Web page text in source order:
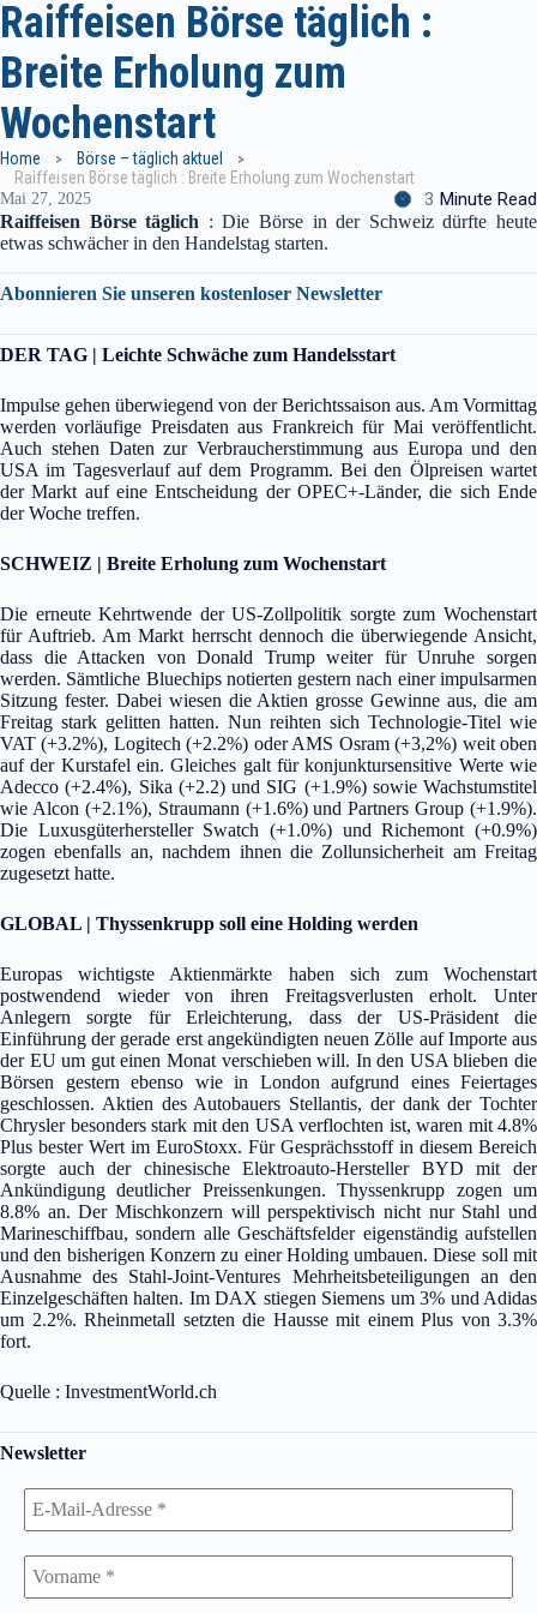
Raiffeisen Börse täglich :
Breite Erholung zum
Wochenstart
Home
Börse – täglich aktuel
Raiffeisen Börse täglich : Breite Erholung zum Wochenstart
Mai 27, 2025 3 Minute Read
Raiffeisen Börse täglich : Die Börse in der Schweiz dürfte heute
etwas schwächer in den Handelstag starten.
Abonnieren Sie unseren kostenloser Newsletter
DER TAG | Leichte Schwäche zum Handelsstart
Impulse gehen überwiegend von der Berichtssaison aus. Am Vormittag
werden vorläufige Preisdaten aus Frankreich für Mai veröffentlicht.
Auch stehen Daten zur Verbraucherstimmung aus Europa und den
USA im Tagesverlauf auf dem Programm. Bei den Ölpreisen wartet
der Markt auf eine Entscheidung der OPEC+-Länder, die sich Ende
der Woche treffen.
SCHWEIZ | Breite Erholung zum Wochenstart
Die erneute Kehrtwende der US-Zollpolitik sorgte zum Wochenstart
für Auftrieb. Am Markt herrscht dennoch die überwiegende Ansicht,
dass die Attacken von Donald Trump weiter für Unruhe sorgen
werden. Sämtliche Bluechips notierten gestern nach einer impulsarmen
Sitzung fester. Dabei wiesen die Aktien grosse Gewinne aus, die am
Freitag stark gelitten hatten. Nun reihten sich Technologie-Titel wie
VAT (+3.2%), Logitech (+2.2%) oder AMS Osram (+3,2%) weit oben
auf der Kurstafel ein. Gleiches galt für konjunktursensitive Werte wie
Adecco (+2.4%), Sika (+2.2) und SIG (+1.9%) sowie Wachstumstitel
wie Alcon (+2.1%), Straumann (+1.6%) und Partners Group (+1.9%).
Die Luxusgüterhersteller Swatch (+1.0%) und Richemont (+0.9%)
zogen ebenfalls an, nachdem ihnen die Zollunsicherheit am Freitag
zugesetzt hatte.
GLOBAL | Thyssenkrupp soll eine Holding werden
Europas wichtigste Aktienmärkte haben sich zum Wochenstart
postwendend wieder von ihren Freitagsverlusten erholt. Unter
Anlegern sorgte für Erleichterung, dass der US-Präsident die
Einführung der gerade erst angekündigten neuen Zölle auf Importe aus
der EU um gut einen Monat verschieben will. In den USA blieben die
Börsen gestern ebenso wie in London aufgrund eines Feiertages
geschlossen. Aktien des Autobauers Stellantis, der dank der Tochter
Chrysler besonders stark mit den USA verflochten ist, waren mit 4.8%
Plus bester Wert im EuroStoxx. Für Gesprächsstoff in diesem Bereich
sorgte auch der chinesische Elektroauto-Hersteller BYD mit der
Ankündigung deutlicher Preissenkungen. Thyssenkrupp zogen um
8.8% an. Der Mischkonzern will perspektivisch nicht nur Stahl und
Marineschiffbau, sondern alle Geschäftsfelder eigenständig aufstellen
und den bisherigen Konzern zu einer Holding umbauen. Diese soll mit
Ausnahme des Stahl-Joint-Ventures Mehrheitsbeteiligungen an den
Einzelgeschäften halten. Im DAX stiegen Siemens um 3% und Adidas
um 2.2%. Rheinmetall setzten die Hausse mit einem Plus von 3.3%
fort.
Quelle : InvestmentWorld.ch
Newsletter